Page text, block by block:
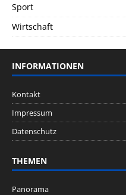
Sport
Wirtschaft
INFORMATIONEN
Kontakt
Impressum
Datenschutz
THEMEN
Panorama